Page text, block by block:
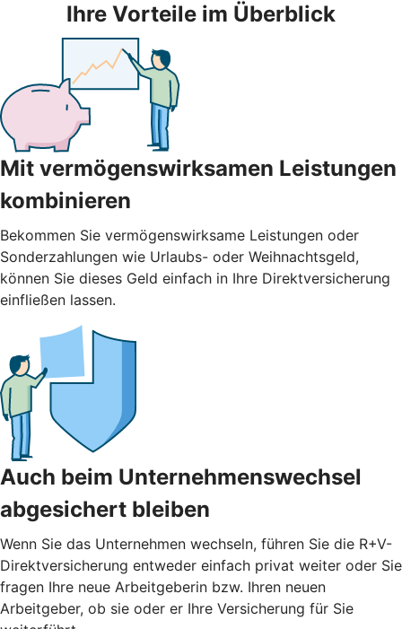
Ihre Vorteile im Überblick
Mit vermögenswirksamen Leistungen
kombinieren
Bekommen Sie vermögenswirksame Leistungen oder
Sonderzahlungen wie Urlaubs- oder Weihnachtsgeld,
können Sie dieses Geld einfach in Ihre Direktversicherung
einfließen lassen.
Auch beim Unternehmenswechsel
abgesichert bleiben
Wenn Sie das Unternehmen wechseln, führen Sie die R+V-
Direktversicherung entweder einfach privat weiter oder Sie
fragen Ihre neue Arbeitgeberin bzw. Ihren neuen
Arbeitgeber, ob sie oder er Ihre Versicherung für Sie